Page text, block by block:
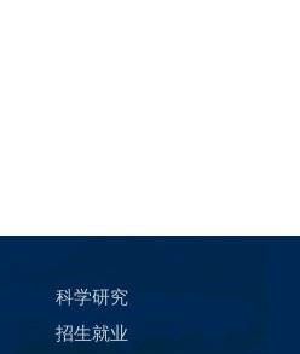
科学研究
招生就业